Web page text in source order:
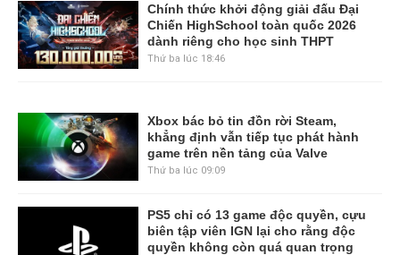
Chính thức khởi động giải đấu Đại
Chiến HighSchool toàn quốc 2026
dành riêng cho học sinh THPT
Thứ ba lúc 18:46
Xbox bác bỏ tin đồn rời Steam,
khẳng định vẫn tiếp tục phát hành
game trên nền tảng của Valve
Thứ ba lúc 09:09
PS5 chỉ có 13 game độc quyền, cựu
biên tập viên IGN lại cho rằng độc
quyền không còn quá quan trọng